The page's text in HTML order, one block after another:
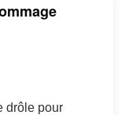
drôle pour